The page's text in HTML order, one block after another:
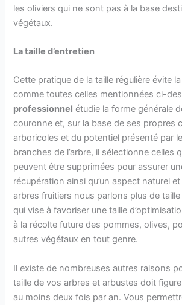
les oliviers qui ne sont pas à la base
végétaux.
La taille d’entretien
Cette pratique de la taille régulière évite
comme toutes celles mentionnées ci-
professionnel étudie la forme générale
couronne et, sur la base de ses propres
arboricoles et du potentiel présenté par
branches de l’arbre, il sélectionne celles
peuvent être supprimées pour assurer
récupération ainsi qu’un aspect naturel
arbres fruitiers nous parlons plus de
qui vise à favoriser une taille
à la récolte future des pommes, olives,
autres végétaux en tout genre.
Il existe de nombreuses autres raisons
taille de vos arbres et arbustes doit
au moins deux fois par an. Vous